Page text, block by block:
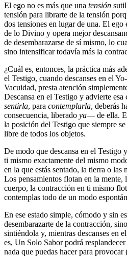
El ego no es más que una tensión
tensión para librarte de la tensión
dos tensiones en lugar de una. El ego
de lo Divino y opera mejor
de desembarazarse de sí mismo, lo
sino intensificar todavía más la
¿Cuál es, entonces, la práctica más
el Testigo, cuando descanses en el
Vacuidad, presta atención
Descansa en el Testigo y advierte
sentirla, para contemplarla, deberás
consecuencia, liberado ya― de ella.
la posición del Testigo que siempre
libre de todos los objetos.
De modo que descansa en el Testigo
ti mismo exactamente del mismo
en la que estás sentado, la tierra o las
Los pensamientos flotan en la mente,
cuerpo, la contracción en ti mismo
contemplas todo de un modo
En ese estado simple, cómodo y sin
desembarazarte de la contracción,
sintiéndola y, mientras descanses en
es, Un Solo Sabor podrá
nada que puedas hacer para